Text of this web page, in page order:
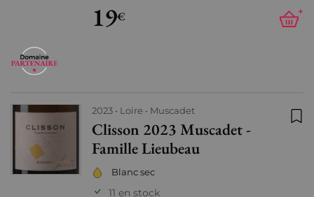
19€ +
2023 Loire Muscadet
Clisson 2023 Muscadet -
Famille Lieubeau
Blanc sec
11 en stock